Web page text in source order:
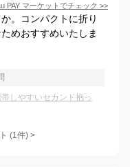
PAY マーケット でチェック >>
。コンパクトに折り
めおすすめいたしま
しやすいセカンド抱っ
(1件) >